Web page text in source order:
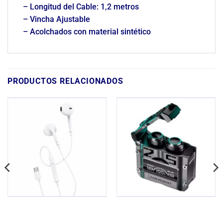
– Longitud del Cable: 1,2 metros
– Vincha Ajustable
– Acolchados con material sintético
PRODUCTOS RELACIONADOS